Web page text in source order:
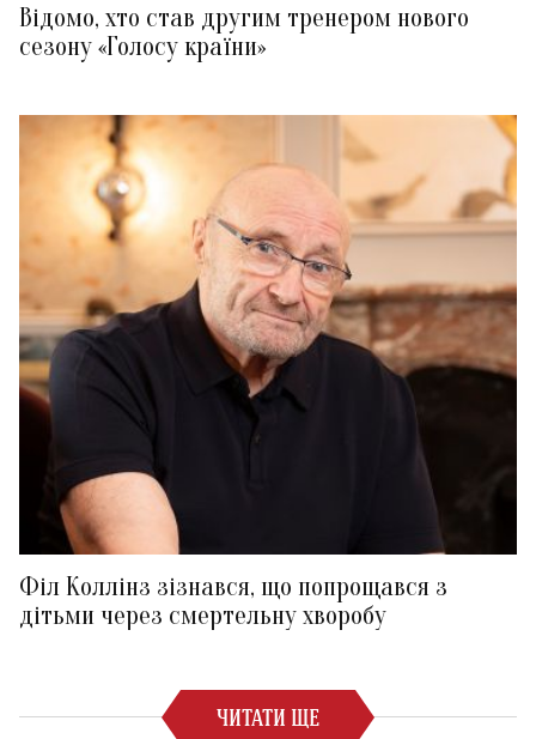
Відомо, хто став другим тренером нового
сезону «Голосу країни»
Філ Коллінз зізнався, що попрощався з
дітьми через смертельну хворобу
ЧИТАТИ ЩЕ